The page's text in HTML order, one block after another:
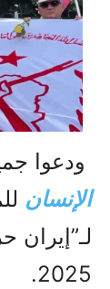
ودعوا
الإنسان
2025.